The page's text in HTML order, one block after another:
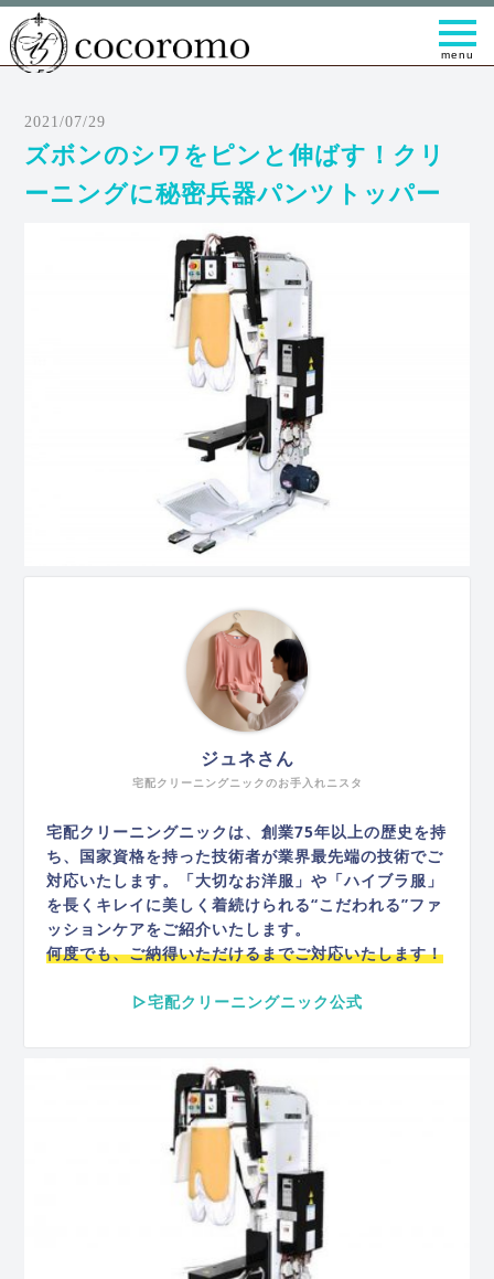
t
o
g
2021/07/29
ズボンのシワをピンと伸ばす！クリ
ーニングに秘密兵器パンツトッパー
ジュネさん
宅配クリーニングニックのお手入れニスタ
宅配クリーニングニックは、創業75年以上の歴史を持
ち、国家資格を持った技術者が業界最先端の技術でご
対応いたします。「大切なお洋服」や「ハイブラ服」
を長くキレイに美しく着続けられる“こだわれる”ファ
ッションケアをご紹介いたします。
何度でも、ご納得いただけるまでご対応いたします！
▷宅配クリーニングニック公式